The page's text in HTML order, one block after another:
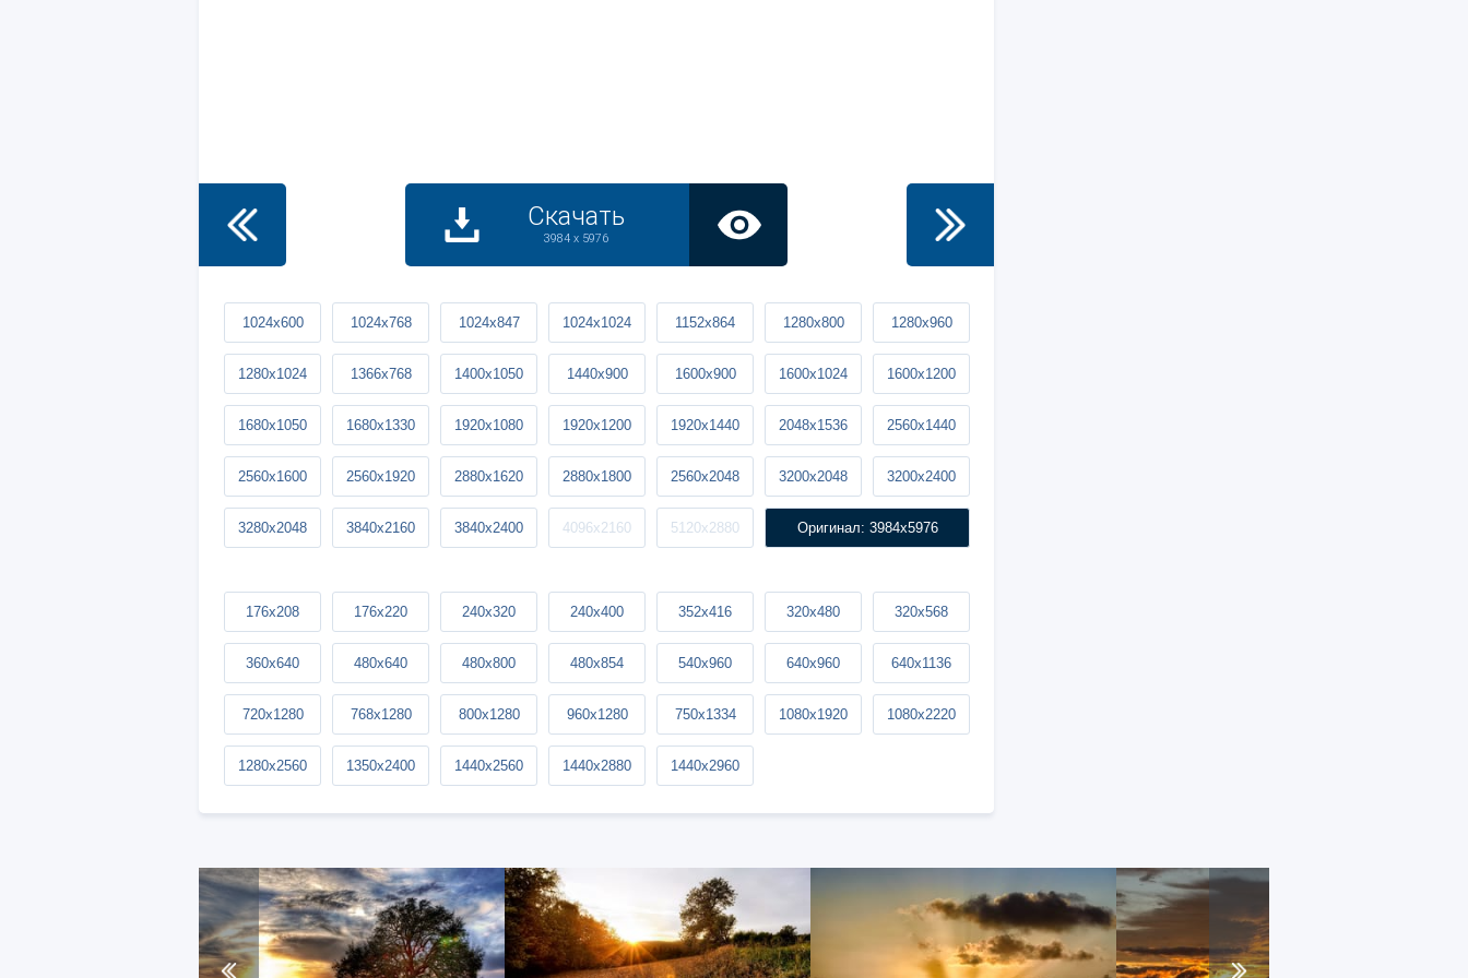
Скачать
3984 x 5976
1024x600 1024x768 1024x847 1024x1024 1152x864 1280x800 1280x960
1280x1024 1366x768 1400x1050 1440x900 1600x900 1600x1024 1600x1200
1680x1050 1680x1330 1920x1080 1920x1200 1920x1440 2048x1536 2560x1440
2560x1600 2560x1920 2880x1620 2880x1800 2560x2048 3200x2048 3200x2400
3280x2048 3840x2160 3840x2400 4096x2160 5120x2880 Оригинал: 3984x5976
176x208 176x220 240x320 240x400 352x416 320x480 320x568
360x640 480x640 480x800 480x854 540x960 640x960 640x1136
720x1280 768x1280 800x1280 960x1280 750x1334 1080x1920 1080x2220
1280x2560 1350x2400 1440x2560 1440x2880 1440x2960